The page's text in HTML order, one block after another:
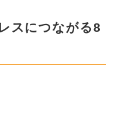
スにつながる8